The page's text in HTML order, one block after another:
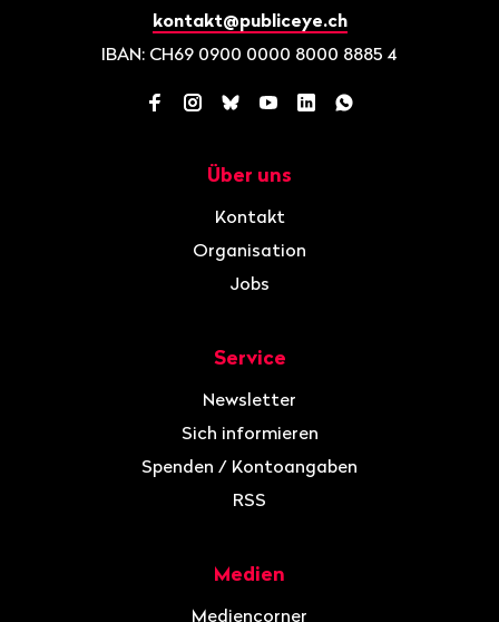
kontakt@publiceye.ch
IBAN: CH69 0900 0000 8000 8885 4
Facebook
Instagram
BlueskyYouTube
LinkedInWhatsApp
Über uns
Kontakt
Organisation
Jobs
Service
Newsletter
Sich informieren
Spenden / Kontoangaben
RSS
Medien
Mediencorner